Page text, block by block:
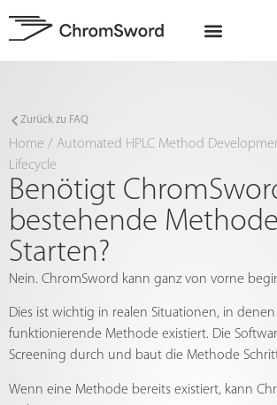
Zurück zu FAQ
Home / Automated HPLC Method
Lifecycle
Benötigt
bestehende
Starten?
Nein. ChromSword kann ganz von vorne
Dies ist wichtig in realen Situationen, in
funktionierende Methode existiert. Die
Screening durch und baut die Methode
Wenn eine Methode bereits existiert, kann